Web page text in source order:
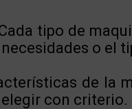
tipo de
o el
de la
con criterio.